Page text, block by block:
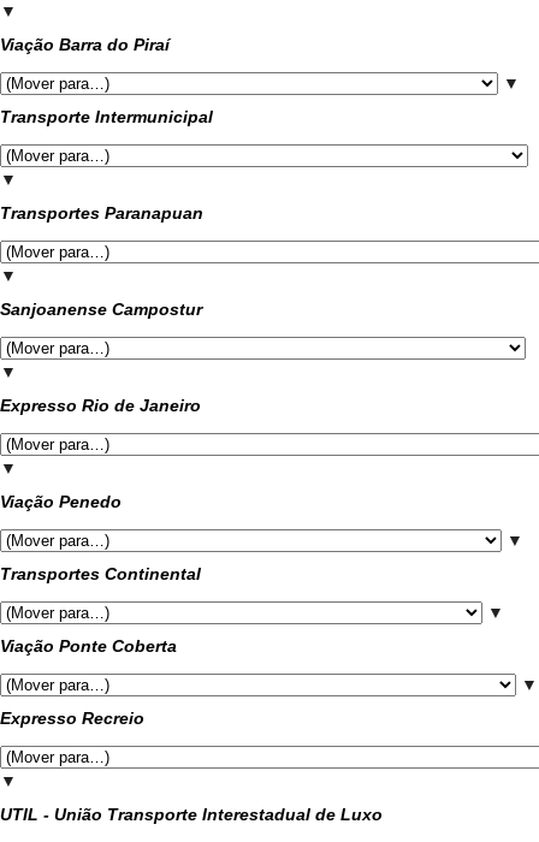
▼
Viação Barra do Piraí
▼
Transporte Intermunicipal
▼
Transportes Paranapuan
▼
Sanjoanense Campostur
▼
Expresso Rio de Janeiro
▼
Viação Penedo
▼
Transportes Continental
▼
Viação Ponte Coberta
▼
Expresso Recreio
▼
UTIL - União Transporte Interestadual de Luxo